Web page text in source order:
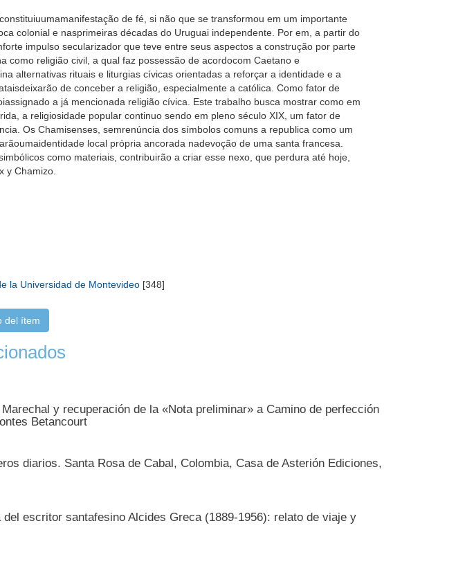
de fé, si não que se transformou em um importante
colonial e nasprimeiras décadas do Uruguai independente. Por em, a partir do
impulso secularizador que teve entre seus aspectos a construção por parte
como religião civil, a qual faz possessão de acordocom Caetano e
alternativas rituais e liturgias cívicas orientadas a reforçar a identidade e a
de conceber a religião, especialmente a católica. Como fator de
a já mencionada religião cívica. Este trabalho busca mostrar como em
a religiosidade popular continuo sendo em pleno século XIX, um fator de
Os Chamisenses, semrenúncia dos símbolos comuns a republica como um
local própria ancorada nadevoção de uma santa francesa.
como materiais, contribuirão a criar esse nexo, que perdura até hoje,
y Chamizo.
la Universidad de Montevideo [348]
del ítem
y recuperación de la «Nota preliminar» a Camino de perfección
Betancourt
diarios. Santa Rosa de Cabal, Colombia, Casa de Asterión Ediciones,
escritor santafesino Alcides Greca (1889-1956): relato de viaje y